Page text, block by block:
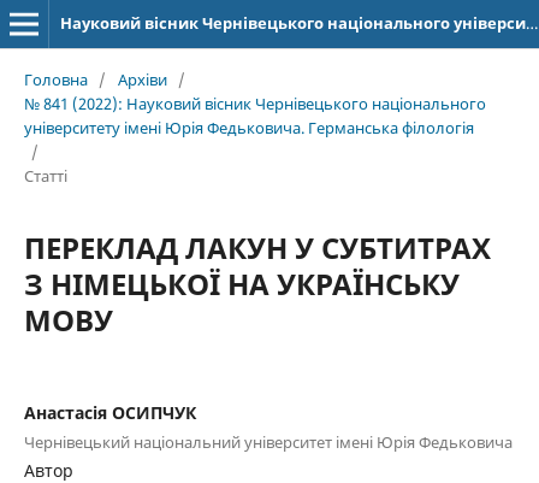
Науковий вісник Чернівецького національного університету імені Юрія Федьковича. Серія: Германська філологія
Головна / Архіви /
№ 841 (2022): Науковий вісник Чернівецького національного
університету імені Юрія Федьковича. Германська філологія
/
Статті
ПЕРЕКЛАД ЛАКУН У СУБТИТРАХ
З НІМЕЦЬКОЇ НА УКРАЇНСЬКУ
МОВУ
Анастасія ОСИПЧУК
Чернівецький національний університет імені Юрія Федьковича
Автор